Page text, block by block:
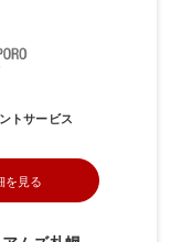
トサービス
を見る